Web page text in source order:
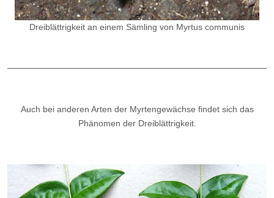
Dreiblättrigkeit an einem Sämling von Myrtus communis
Auch bei anderen Arten der Myrtengewächse findet sich das
Phänomen der Dreiblättrigkeit.